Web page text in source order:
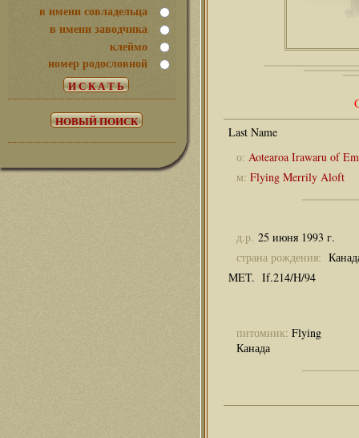
в имени совладельца
в имени заводчика
клеймо
номер родословной
о: Aotearoa Irawaru of
м: Flying Merrily Aloft
д.р. 25 июня 1993 г.
страна рождения:
MET. If.214/H/94
питомник: Flying
Канада